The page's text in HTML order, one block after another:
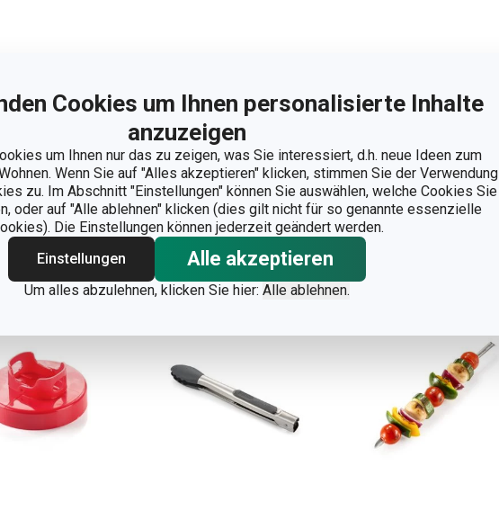
Cookies um Ihnen personalisierte Inhalte
anzuzeigen
um Ihnen nur das zu zeigen, was Sie interessiert, d.h. neue Ideen zum
Wenn Sie auf "Alles akzeptieren" klicken, stimmen Sie der Verwendung
zu. Im Abschnitt "Einstellungen" können Sie auswählen, welche Cookies Sie
oder auf "Alle ablehnen" klicken (dies gilt nicht für so genannte essenzielle
Die Einstellungen können jederzeit geändert werden.
Einstellungen
Alle akzeptieren
Um alles abzulehnen, klicken Sie hier: Alle ablehnen.
30 cm
€
Warenkorb
Küchenpinzette
PRESTO
17,90 €
Auf Lager
Warenkorb
mit Zerkleinerer
18,90 €
Auf Lager
Warenkorb